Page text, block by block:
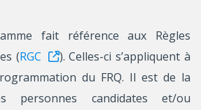
fait référence aux Règles
(RGC
). Celles-ci s’appliquent à
du FRQ. Il est de la
personnes candidates et/ou